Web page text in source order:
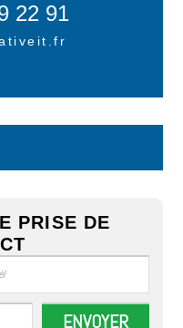
22 91
PRISE DE